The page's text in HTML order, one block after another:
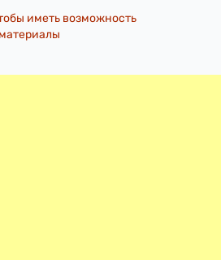
иметь возможность